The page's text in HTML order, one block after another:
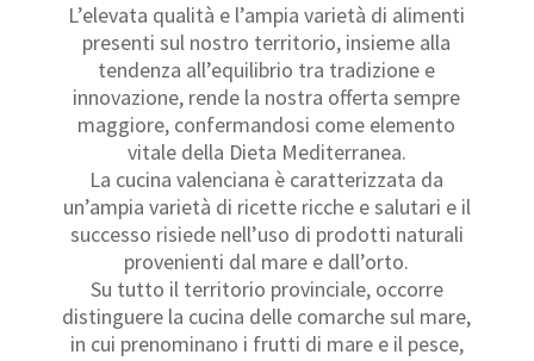
L’elevata qualità e l’ampia varietà di alimenti
presenti sul nostro territorio, insieme alla
tendenza all’equilibrio tra tradizione e
innovazione, rende la nostra offerta sempre
maggiore, confermandosi come elemento
vitale della Dieta Mediterranea.
La cucina valenciana è caratterizzata da
un’ampia varietà di ricette ricche e salutari e il
successo risiede nell’uso di prodotti naturali
provenienti dal mare e dall’orto.
Su tutto il territorio provinciale, occorre
distinguere la cucina delle comarche sul mare,
in cui prenominano i frutti di mare e il pesce,